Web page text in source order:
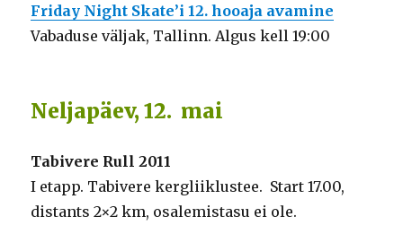
Friday Night Skate’i 12. hooaja avamine
Vabaduse väljak, Tallinn. Algus kell 19:00
Neljapäev, 12. mai
Tabivere Rull 2011
I etapp. Tabivere kergliiklustee. Start 17.00,
distants 2×2 km, osalemistasu ei ole.